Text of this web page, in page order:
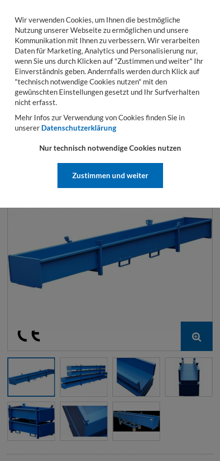
Toggle
navigation
MENÜ KONTO WARENKORB
Sie sind hier: Lager- & Transportgestelle
LANGGUTKASSETTEN
Wir verwenden Cookies, um Ihnen die bestmögliche
Nutzung unserer Webseite zu ermöglichen und unsere
Kommunikation mit Ihnen zu verbessern. Wir verarbeiten
Daten für Marketing, Analytics und Personalisierung nur,
wenn Sie uns durch Klicken auf "Zustimmen und weiter" Ihr
Einverständnis geben. Andernfalls werden durch Klick auf
"technisch notwendige Cookies nutzen" mit den
gewünschten Einstellungen gesetzt und Ihr Surfverhalten
nicht erfasst.
Mehr Infos zur Verwendung von Cookies finden Sie in
unserer Datenschutzerklärung
Nur technisch notwendige Cookies nutzen
Zustimmen und weiter